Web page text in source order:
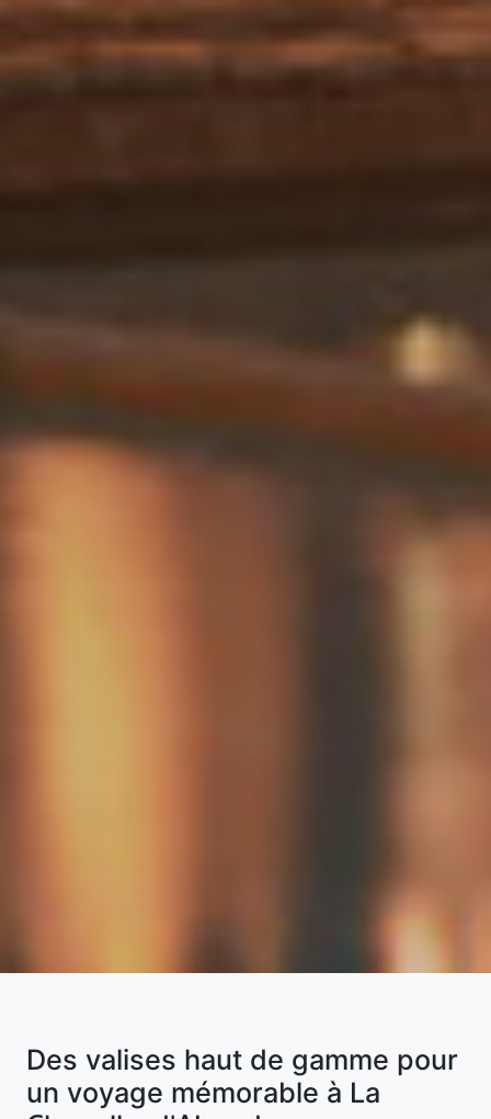
Des valises haut de gamme pour
un voyage mémorable à La